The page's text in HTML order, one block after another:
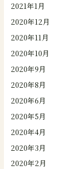
2021年1月
2020年12月
2020年11月
2020年10月
2020年9月
2020年8月
2020年6月
2020年5月
2020年4月
2020年3月
2020年2月